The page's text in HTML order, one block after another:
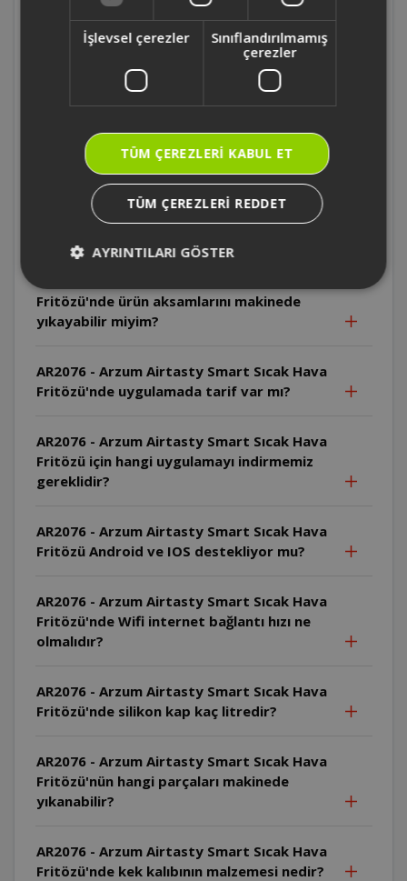
AR2076 - Arzum Airtasty Smart Sıcak Hava
Fritözü'n içinden tel ızgara çıkıyor mu? İç
malzemesi nedir?
özelliklerini kullanabilirim?
AR2076 - Arzum Airtasty Smart Sıcak Hava
Fritözü'nde camlı pişirme haznesini
Fritözü'nde ürün aksamlarını makinede
yıkayabilir miyim?
AR2076 - Arzum Airtasty Smart Sıcak Hava
Fritözü'nde uygulamada tarif var mı?
AR2076 - Arzum Airtasty Smart Sıcak Hava
Fritözü için hangi uygulamayı indirmemiz
gereklidir?
AR2076 - Arzum Airtasty Smart Sıcak Hava
Fritözü Android ve IOS destekliyor mu?
AR2076 - Arzum Airtasty Smart Sıcak Hava
Fritözü'nde Wifi internet bağlantı hızı ne
olmalıdır?
AR2076 - Arzum Airtasty Smart Sıcak Hava
Fritözü'nde silikon kap kaç litredir?
AR2076 - Arzum Airtasty Smart Sıcak Hava
Fritözü'nün hangi parçaları makinede
yıkanabilir?
AR2076 - Arzum Airtasty Smart Sıcak Hava
Fritözü'nde kek kalıbının malzemesi nedir?
İşlevsel çerezler
Sınıflandırılmamış
çerezler
TÜM ÇEREZLERI KABUL ET
TÜM ÇEREZLERI REDDET
AYRINTILARI GÖSTER